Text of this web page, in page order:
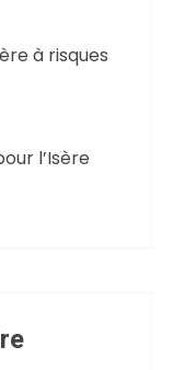
à risques
l’Isère